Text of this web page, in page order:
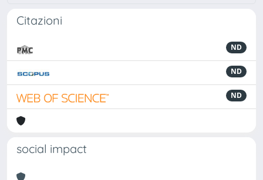
Citazioni
ND
ND
ND
social impact